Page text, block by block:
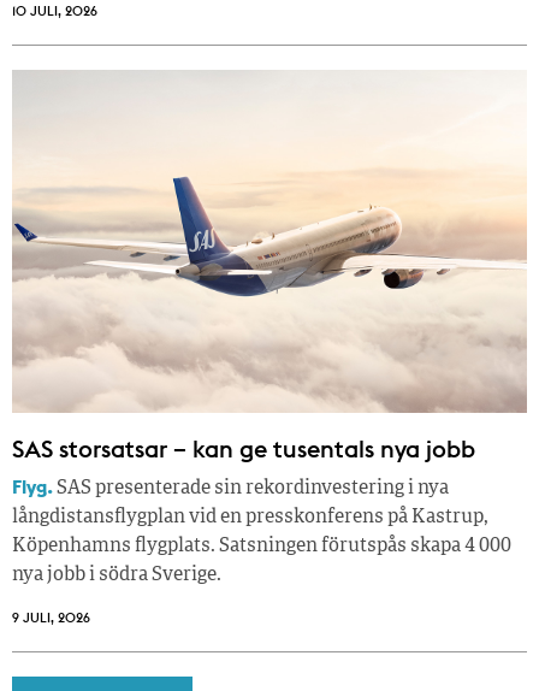
10 JULI, 2026
SAS storsatsar – kan ge tusentals nya jobb
Flyg.SAS presenterade sin rekordinvestering i nya
långdistansflygplan vid en presskonferens på Kastrup,
Köpenhamns flygplats. Satsningen förutspås skapa 4 000
nya jobb i södra Sverige.
9 JULI, 2026